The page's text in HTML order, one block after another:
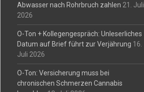
Abwasser nach Rohrbruch zahlen 21. Juli
2026
O-Ton + Kollegengespräch: Unleserliches
Datum auf Brief führt zur Verjährung 16.
Juli 2026
O-Ton: Versicherung muss bei
chronischen Schmerzen Cannabis